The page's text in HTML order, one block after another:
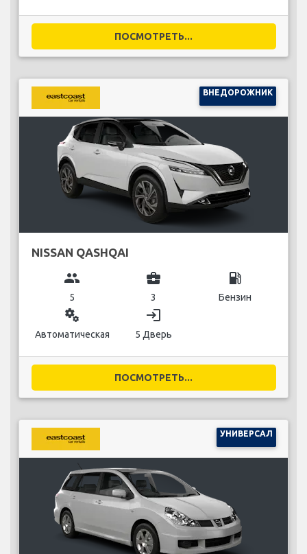
ПОСМОТРЕТЬ...
ВНЕДОРОЖНИК
NISSAN QASHQAI
group
5
business_center
3
local_gas_station
Бензин
miscellaneous_services
Автоматическая
login
5 Дверь
ПОСМОТРЕТЬ...
УНИВЕРСАЛ